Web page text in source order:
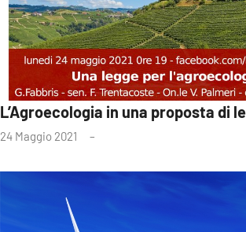
L’Agroecologia in una proposta di
24 Maggio 2021